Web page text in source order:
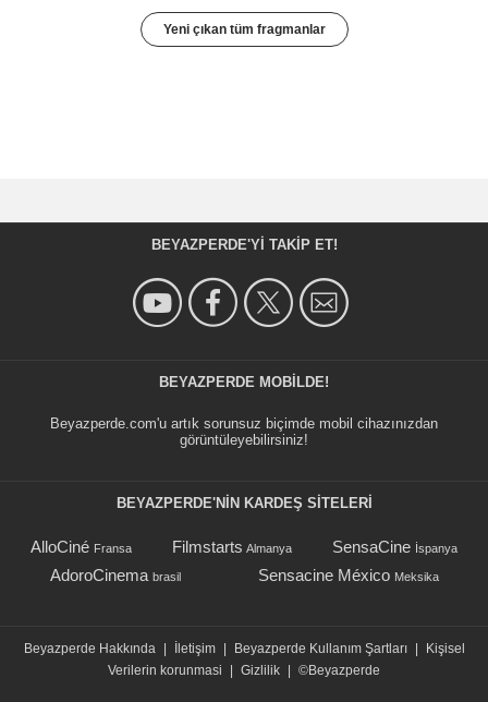
Yeni çıkan tüm fragmanlar
BEYAZPERDE'YI TAKIP ET!
BEYAZPERDE MOBILDE!
Beyazperde.com'u artık sorunsuz biçimde mobil cihazınızdan
görüntüleyebilirsiniz!
BEYAZPERDE'NIN KARDEŞ SİTELERİ
AlloCiné Fransa Filmstarts Almanya SensaCine İspanya
AdoroCinema brasil Sensacine México Meksika
Beyazperde Hakkında | İletişim | Beyazperde Kullanım Şartları |
Kişisel
Verilerin korunmasi
| Gizlilik | ©Beyazperde